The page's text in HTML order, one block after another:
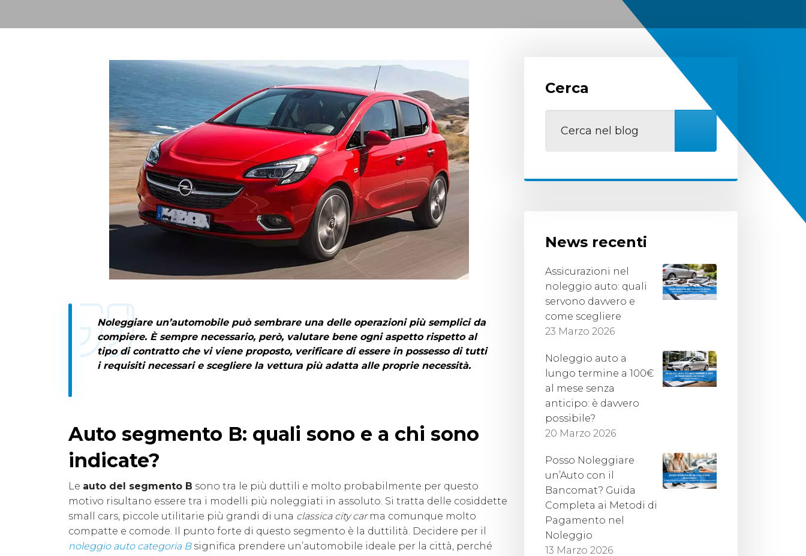
Noleggiare un’automobile può sembrare una delle operazioni più semplici da
compiere. È sempre necessario, però, valutare bene ogni aspetto rispetto al
tipo di contratto che vi viene proposto, verificare di essere in possesso di tutti
i requisiti necessari e scegliere la vettura più adatta alle proprie necessità.
Auto segmento B: quali sono e a chi sono
indicate?
Le auto del segmento B sono tra le più duttili e molto probabilmente per questo
motivo risultano essere tra i modelli più noleggiati in assoluto. Si tratta delle cosiddette
small cars, piccole utilitarie più grandi di una classica city carma comunque molto
compatte e comode. Il punto forte di questo segmento è la duttilità. Decidere per il
noleggio auto categoria Bsignifica prendere un’automobile ideale per la città, perché
Cerca
News recenti
Assicurazioni nel
noleggio auto: quali
servono davvero e
come scegliere
23 Marzo 2026
Noleggio auto a
lungo termine a 100€
al mese senza
anticipo: è davvero
possibile?
20 Marzo 2026
Posso Noleggiare
un’Auto con il
Bancomat? Guida
Completa ai Metodi di
Pagamento nel
Noleggio
13 Marzo 2026